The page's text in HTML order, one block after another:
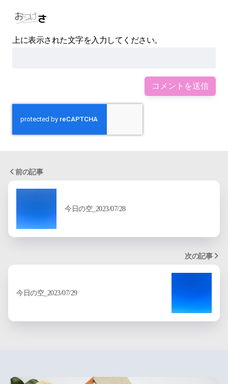
上に表示された文字を入力してください。
前の記事
今日の空_2023/07/28
次の記事
今日の空_2023/07/29